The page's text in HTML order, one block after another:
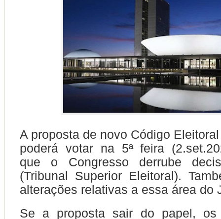
A proposta de novo Código
poderá votar na 5ª feira
que o Congresso derrube
(Tribunal Superior Eleitoral).
alterações relativas a essa área do
Se a proposta sair do papel, os